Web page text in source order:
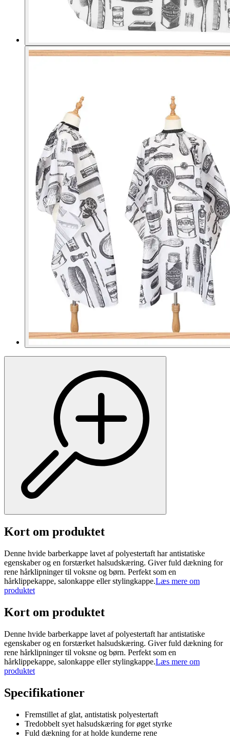
Kort om produktet
Denne hvide barberkappe lavet af polyestertaft har antistatiske
egenskaber og en forstærket halsudskæring. Giver fuld dækning for
rene hårklipninger til voksne og børn. Perfekt som en
hårklippekappe, salonkappe eller stylingkappe.Læs mere om
produktet
Kort om produktet
Denne hvide barberkappe lavet af polyestertaft har antistatiske
egenskaber og en forstærket halsudskæring. Giver fuld dækning for
rene hårklipninger til voksne og børn. Perfekt som en
hårklippekappe, salonkappe eller stylingkappe.Læs mere om
produktet
Specifikationer
Fremstillet af glat, antistatisk polyestertaft
Tredobbelt syet halsudskæring for øget styrke
Fuld dækning for at holde kunderne rene